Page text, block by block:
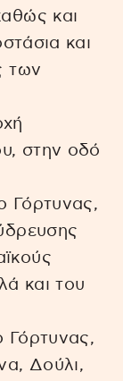
και
και
των
στην οδό
Γόρτυνας,
και του
Γόρτυνας,
Δούλι,